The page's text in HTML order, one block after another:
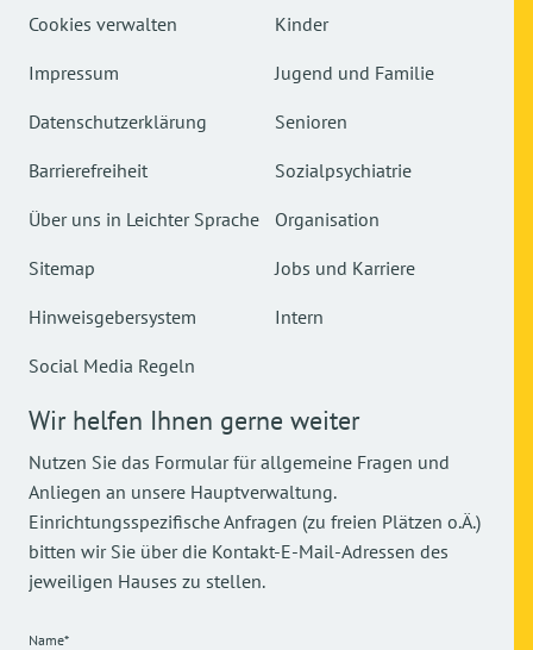
Cookies verwalten
Impressum
Datenschutzerklärung
Barrierefreiheit
Über uns in Leichter Sprache
Sitemap
Hinweisgebersystem
Social Media Regeln
Kinder
Jugend und Familie
Senioren
Sozialpsychiatrie
Organisation
Jobs und Karriere
Intern
Wir helfen Ihnen gerne weiter
Nutzen Sie das Formular für allgemeine Fragen und
Anliegen an unsere Hauptverwaltung.
Einrichtungsspezifische Anfragen (zu freien Plätzen o.Ä.)
bitten wir Sie über die Kontakt-E-Mail-Adressen des
jeweiligen Hauses zu stellen.
Name*